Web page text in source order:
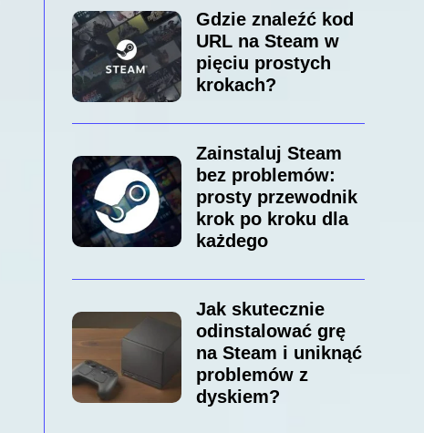
Gdzie znaleźć kod
URL na Steam w
pięciu prostych
krokach?
Zainstaluj Steam
bez problemów:
prosty przewodnik
krok po kroku dla
każdego
Jak skutecznie
odinstalować grę
na Steam i uniknąć
problemów z
dyskiem?